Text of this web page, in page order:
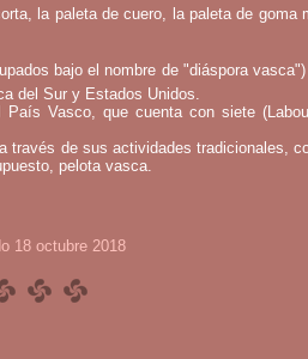
la paleta de cuero, la paleta de goma
bajo el nombre de "diáspora vasca")
del Sur y Estados Unidos.
Vasco, que cuenta con siete
través de sus actividades tradicionales,
pelota vasca.
18 octubre 2018